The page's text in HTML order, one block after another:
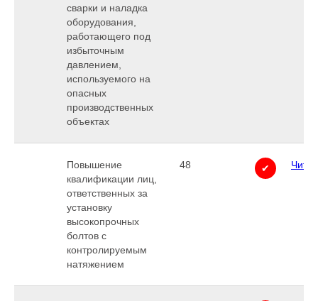
сварки и наладка
оборудования,
работающего под
избыточным
давлением,
используемого на
опасных
производственных
объектах
Повышение
квалификации лиц,
ответственных за
установку
высокопрочных
болтов с
контролируемым
натяжением
48 ✔